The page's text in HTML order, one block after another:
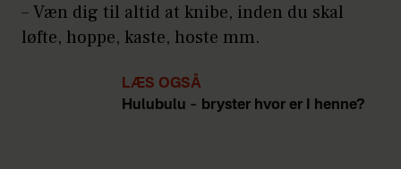
– Væn dig til altid at knibe, inden du skal
løfte, hoppe, kaste, hoste mm.
LÆS OGSÅ
Hulubulu – bryster hvor er I henne?